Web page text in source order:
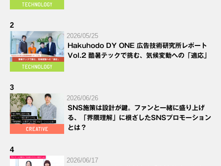
2
2026/05/25
Hakuhodo DY ONE 広告技術研究所レポート
Vol.2 酷暑テックで挑む、気候変動への「適応」
3
2026/06/26
SNS施策は設計が鍵。ファンと一緒に盛り上げ
る、「界隈理解」に根ざしたSNSプロモーション
とは？
4
2026/06/17